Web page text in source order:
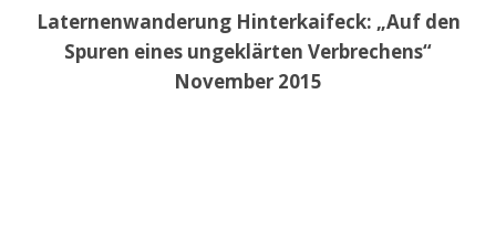
Laternenwanderung Hinterkaifeck: „Auf den
Spuren eines ungeklärten Verbrechens“
November 2015